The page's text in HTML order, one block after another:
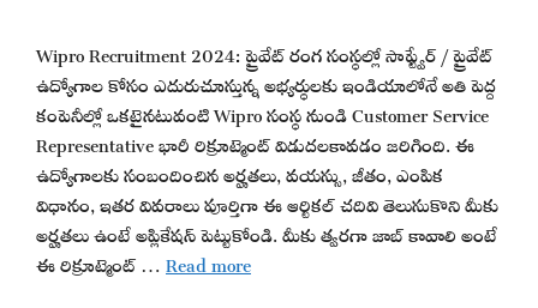
Wipro Recruitment 2024: ప్రైవేట్ రంగ సంస్థల్లో సాఫ్ట్వేర్ / ప్రైవేట్
ఉద్యోగాల కోసం ఎదురుచూస్తున్న అభ్యర్థులకు ఇండియాలోనే అతి పెద్ద
కంపెనీల్లో ఒకటైనటువంటి Wipro సంస్థ నుండి Customer Service
Representative భారీ రిక్రూట్మెంట్ విడుదలకావడం జరిగింది. ఈ
ఉద్యోగాలకు సంబందించిన అర్హతలు, వయస్సు, జీతం, ఎంపిక
విధానం, ఇతర వివరాలు పూర్తిగా ఈ ఆర్టికల్ చదివి తెలుసుకొని మీకు
అర్హతలు ఉంటే అప్లికేషన్ పెట్టుకోండి. మీకు త్వరగా జాబ్ కావాలి అంటే
ఈ రిక్రూట్మెంట్ …Read more